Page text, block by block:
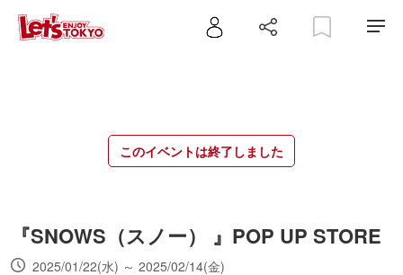
このイベントは終了しました
『SNOWS（スノー） 』POP UP STORE
2025/01/22(水) ～ 2025/02/14(金)